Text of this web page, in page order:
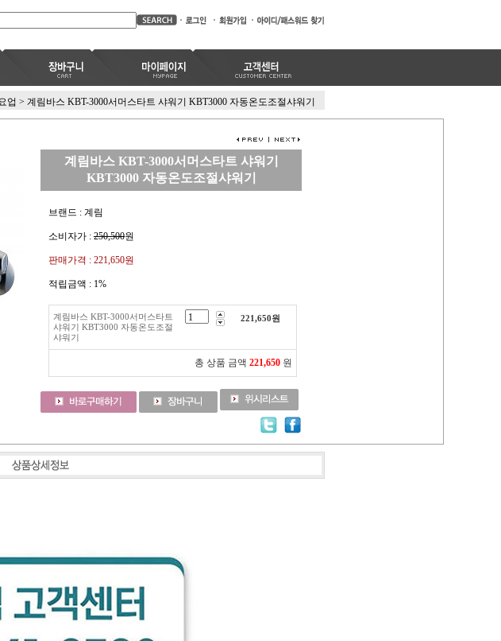
업 > 계림바스 KBT-3000서머스타트 샤워기 KBT3000 자동온도조절샤워기
계림바스 KBT-3000서머스타트 샤워기
KBT3000 자동온도조절샤워기
브랜드 : 계림
소비자가 : 250,500원
판매가격 : 221,650원
적립금액 : 1%
계림바스 KBT-3000서머스타트
샤워기 KBT3000 자동온도조절
샤워기
221,650원
총 상품 금액 221,650 원